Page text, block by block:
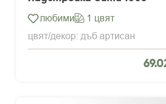
любими
1 цвят
цвят/декор: дъб артисан